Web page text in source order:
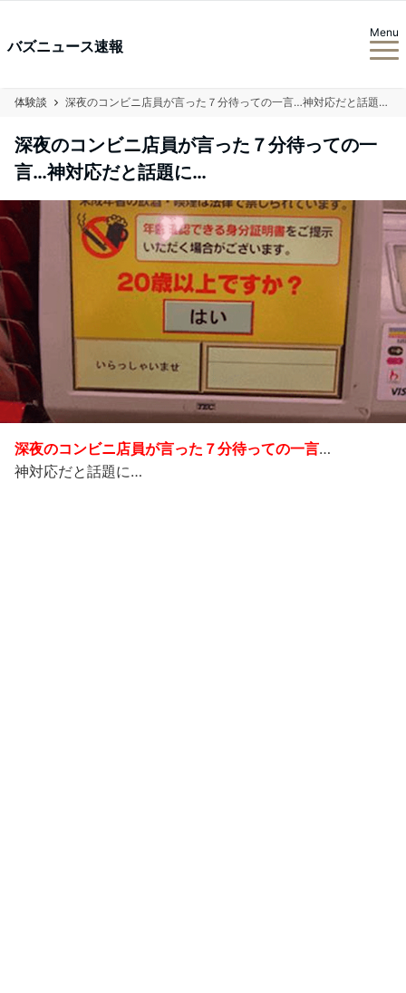
バズニュース速報
Menu
体験談 深夜のコンビニ店員が言った７分待っての一言…神対応だと話題に…
深夜のコンビニ店員が言った７分待っての一
言…神対応だと話題に…
深夜のコンビニ店員が言った７分待っての一言…
神対応だと話題に…